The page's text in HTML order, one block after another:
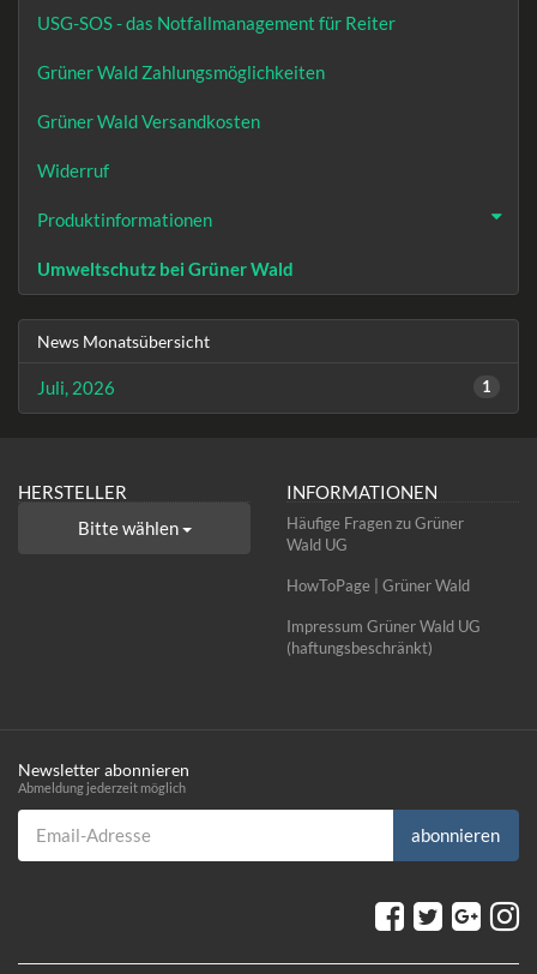
USG-SOS - das Notfallmanagement für Reiter
Grüner Wald Zahlungsmöglichkeiten
Grüner Wald Versandkosten
Widerruf
Produktinformationen
Umweltschutz bei Grüner Wald
News Monatsübersicht
Juli, 2026 1
HERSTELLER
Bitte wählen
INFORMATIONEN
Häufige Fragen zu Grüner
Wald UG
HowToPage | Grüner Wald
Impressum Grüner Wald UG
(haftungsbeschränkt)
Newsletter abonnieren
Abmeldung jederzeit möglich
Email-Adresse
abonnieren